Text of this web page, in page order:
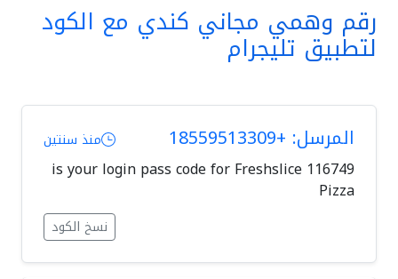
رقم وهمي مجاني كندي مع الكود
لتطبيق تليجرام
المرسل: +18559513309 منذ سنتين
116749 is your login pass code for Freshslice
Pizza
نسخ الكود